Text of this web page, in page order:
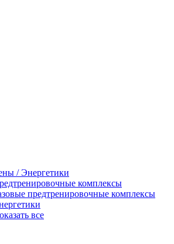
/ Энергетики
комплексы
предтренировочные комплексы
все